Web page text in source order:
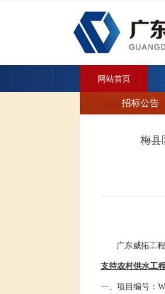
网站首页
招标公告
梅县
广东威拓工
支持农村供水工
一、 项目编号 ：